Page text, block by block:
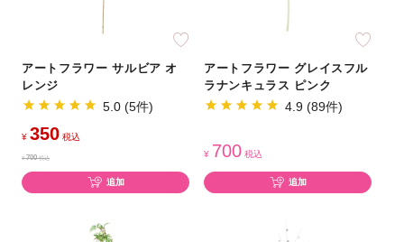
アートフラワー サルビア オ
レンジ
5.0 (5件)
¥ 350 税込
¥700税込
追加
アートフラワー グレイスフル
ラナンキュラス ピンク
4.9 (89件)
¥ 700 税込
追加